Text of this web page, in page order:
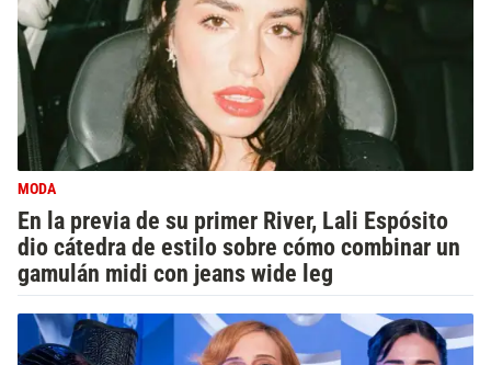
MODA
En la previa de su primer River, Lali Espósito
dio cátedra de estilo sobre cómo combinar un
gamulán midi con jeans wide leg